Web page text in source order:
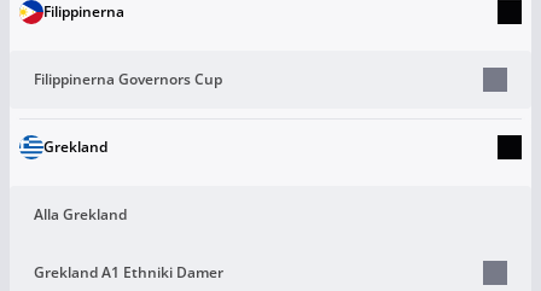
Filippinerna
Filippinerna Governors Cup
Grekland
Alla Grekland
Grekland A1 Ethniki Damer